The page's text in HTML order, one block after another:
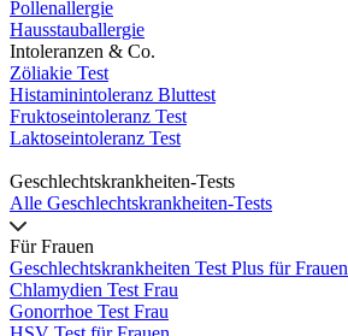
Pollenallergie
Hausstauballergie
Intoleranzen & Co.
Zöliakie Test
Histaminintoleranz Bluttest
Fruktoseintoleranz Test
Laktoseintoleranz Test
Geschlechtskrankheiten-Tests
Alle Geschlechtskrankheiten-Tests
Für Frauen
Geschlechtskrankheiten Test Plus für Frauen
Chlamydien Test Frau
Gonorrhoe Test Frau